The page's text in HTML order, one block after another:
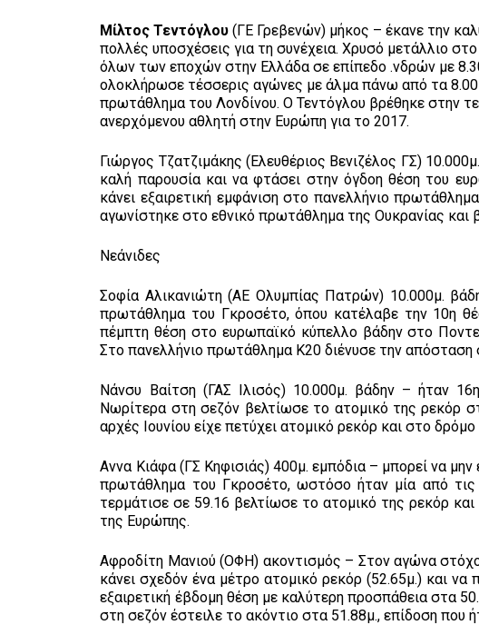
Μίλτος Τεντόγλου (ΓΕ Γρεβενών) μήκος – έκανε την
πολλές υποσχέσεις για τη συνέχεια. Χρυσό μετάλλιο
όλων των εποχών στην Ελλάδα σε επίπεδο .νδρών με
ολοκλήρωσε τέσσερις αγώνες με άλμα πάνω από τα
πρωτάθλημα του Λονδίνου. Ο Τεντόγλου βρέθηκε στην
ανερχόμενου αθλητή στην Ευρώπη για το 2017.
Γιώργος Τζατζιμάκης (Ελευθέριος Βενιζέλος ΓΣ)
καλή παρουσία και να φτάσει στην όγδοη θέση του
κάνει εξαιρετική εμφάνιση στο πανελλήνιο
αγωνίστηκε στο εθνικό πρωτάθλημα της Ουκρανίας και
Νεάνιδες
Σοφία Αλικανιώτη (ΑΕ Ολυμπίας Πατρών) 10.000μ.
πρωτάθλημα του Γκροσέτο, όπου κατέλαβε την 10η
πέμπτη θέση στο ευρωπαϊκό κύπελλο βάδην στο
Στο πανελλήνιο πρωτάθλημα Κ20 διένυσε την απόσταση
Νάνσυ Βαίτση (ΓΑΣ Ιλισός) 10.000μ. βάδην – ήταν
Νωρίτερα στη σεζόν βελτίωσε το ατομικό της ρεκόρ
αρχές Ιουνίου είχε πετύχει ατομικό ρεκόρ και στο
Αννα Κιάφα (ΓΣ Κηφισιάς) 400μ. εμπόδια – μπορεί να
πρωτάθλημα του Γκροσέτο, ωστόσο ήταν μία από τις
τερμάτισε σε 59.16 βελτίωσε το ατομικό της ρεκόρ
της Ευρώπης.
Αφροδίτη Μανιού (ΟΦΗ) ακοντισμός – Στον αγώνα
κάνει σχεδόν ένα μέτρο ατομικό ρεκόρ (52.65μ.) και
εξαιρετική έβδομη θέση με καλύτερη προσπάθεια στα
στη σεζόν έστειλε το ακόντιο στα 51.88μ., επίδοση που